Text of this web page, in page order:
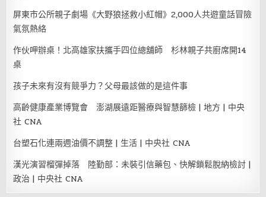
屏東市公所親子劇場《大野狼拯救小紅帽》2,000人共遊童話冒險
氣氛熱絡
作伙呷辦桌！北高雄家扶攜手四位總舖師 杉林親子共廚席開14
桌
孩子未來有沒有競爭力？父母最該做的是這件事
高齡健康產業博覽會 澎湖展遠距醫療與智慧篩檢 | 地方 | 中央
社 CNA
台塑石化連兩週油價不調整 | 生活 | 中央社 CNA
漢光演習榴彈掉落 陸勤部：未裝引信藥包、快解鎖鬆脫納檢討 |
政治 | 中央社 CNA